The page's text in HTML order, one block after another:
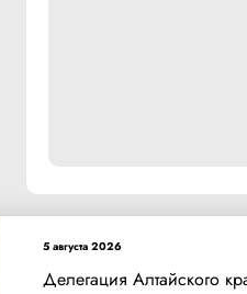
5 августа 2026
Делегация Алтайского